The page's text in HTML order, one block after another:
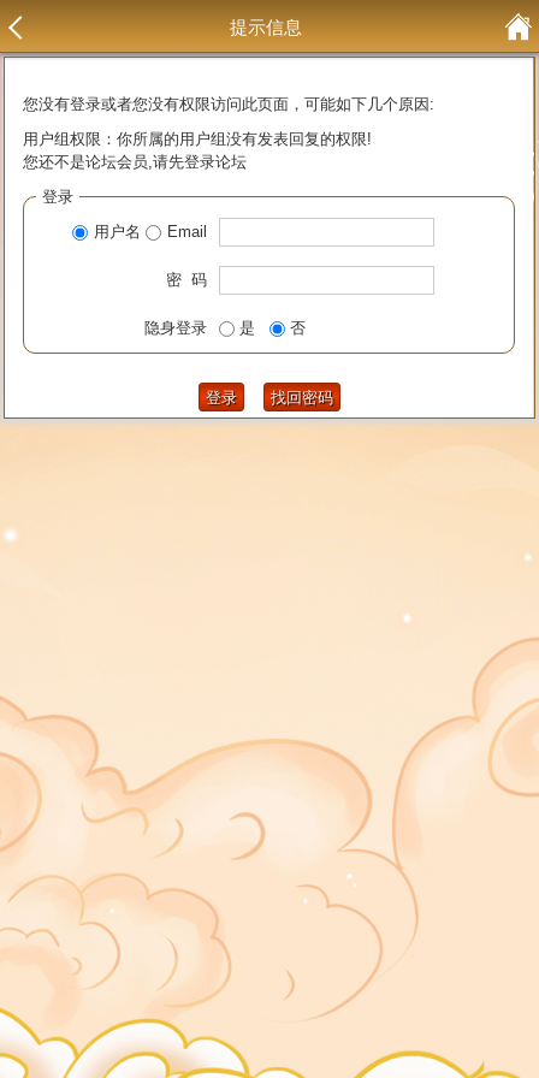
提示信息
您没有登录或者您没有权限访问此页面，可能如下几个原因:
用户组权限：你所属的用户组没有发表回复的权限!
您还不是论坛会员,请先登录论坛
登录
用户名
Email
密 码
隐身登录 是 否